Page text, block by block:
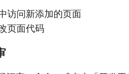
访问新添加的页面
页面代码